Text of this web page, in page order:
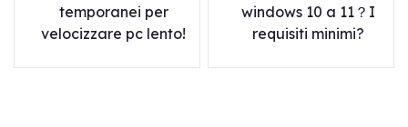
temporanei per
velocizzare pc lento!
windows 10 a 11？I
requisiti minimi?